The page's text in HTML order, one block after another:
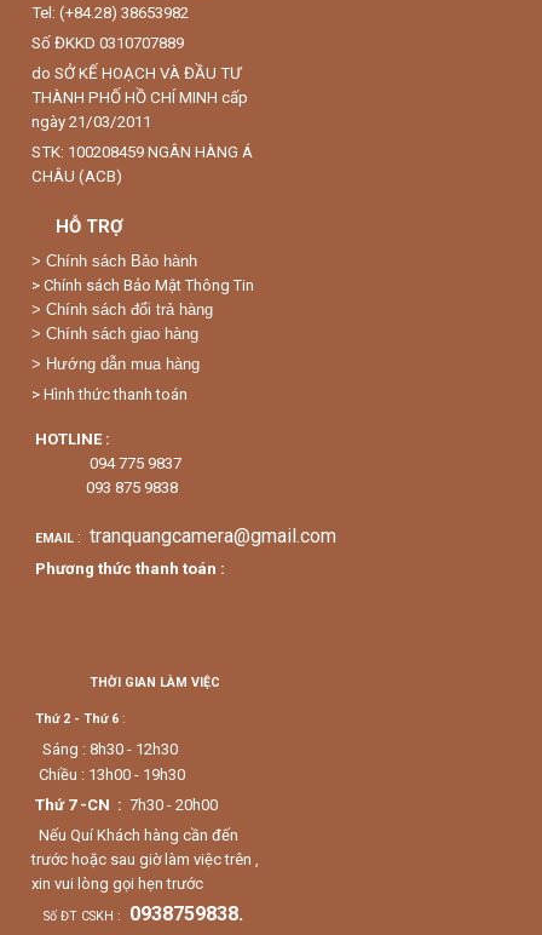
Tel: (+84.28) 38653982
Số ĐKKD 0310707889
do SỞ KẾ HOẠCH VÀ ĐẦU TƯ
THÀNH PHỐ HỒ CHÍ MINH cấp
ngày 21/03/2011
STK: 100208459 NGÂN HÀNG Á
CHÂU (ACB)
HỖ TRỢ
> Chính sách Bảo hành
> Chính sách Bảo Mật Thông Tin
> Chính sách đổi trả hàng
> Chính sách giao hàng
> Hướng dẫn mua hàng
> Hình thức thanh toán
HOTLINE :
094 775 9837
093 875 9838
EMAIL : tranquangcamera@gmail.com
Phương thức thanh toán :
THỜI GIAN LÀM VIỆC
Thứ 2 - Thứ 6 :
Sáng : 8h30 - 12h30
Chiều : 13h00 - 19h30
Thứ 7 -CN : 7h30 - 20h00
Nếu Quí Khách hàng cần đến
trước hoặc sau giờ làm việc trên ,
xin vui lòng gọi hẹn trước
Số ĐT CSKH : 0938759838.